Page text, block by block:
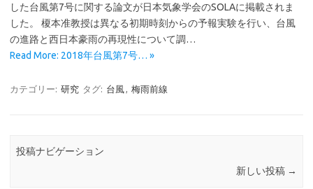
した台風第7号に関する論文が日本気象学会のSOLAに掲載されま
した。 榎本准教授は異なる初期時刻からの予報実験を行い、台風
の進路と西日本豪雨の再現性について調…
Read More: 2018年台風第7号… »
カテゴリー: 研究 タグ: 台風 梅雨前線
投稿ナビゲーション
新しい投稿 →